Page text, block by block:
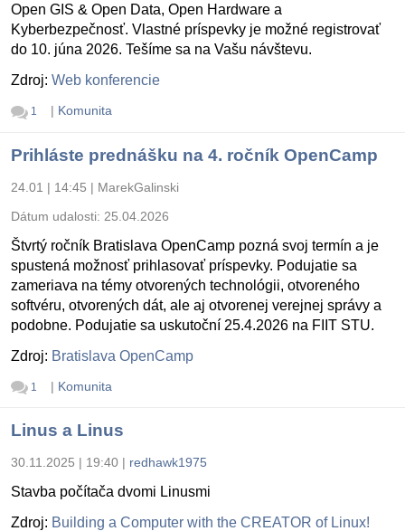
Open GIS & Open Data, Open Hardware a
Kyberbezpečnosť. Vlastné príspevky je možné registrovať
do 10. júna 2026. Tešíme sa na Vašu návštevu.
Zdroj: Web konferencie
1 | Komunita
Prihláste prednášku na 4. ročník OpenCamp
24.01 | 14:45 | MarekGalinski
Dátum udalosti: 25.04.2026
Štvrtý ročník Bratislava OpenCamp pozná svoj termín a je
spustená možnosť prihlasovať príspevky. Podujatie sa
zameriava na témy otvorených technológii, otvoreného
softvéru, otvorených dát, ale aj otvorenej verejnej správy a
podobne. Podujatie sa uskutoční 25.4.2026 na FIIT STU.
Zdroj: Bratislava OpenCamp
1 | Komunita
Linus a Linus
30.11.2025 | 19:40 | redhawk1975
Stavba počítača dvomi Linusmi
Zdroj: Building a Computer with the CREATOR of Linux!